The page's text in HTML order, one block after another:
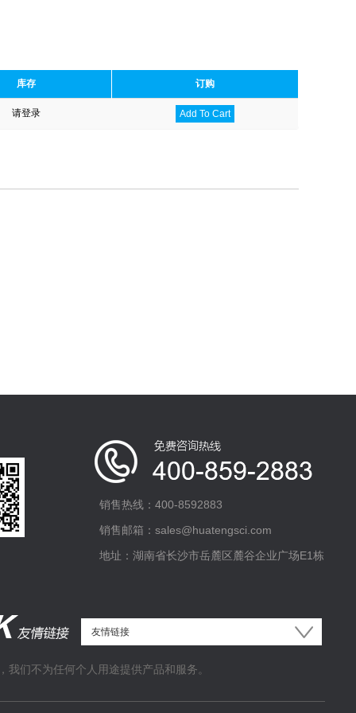
库存 订购
请登录 Add To Cart
销售热线：400-8592883
销售邮箱：sales@huatengsci.com
地址：湖南省长沙市岳麓区麓谷企业广场E1栋
们不为任何个人用途提供产品和服务。